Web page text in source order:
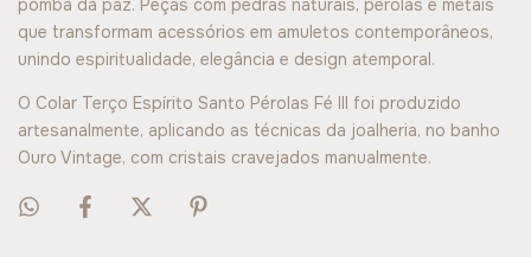
pomba da paz. Peças com pedras naturais, pérolas e metais
que transformam acessórios em amuletos contemporâneos,
unindo espiritualidade, elegância e design atemporal.
O Colar Terço Espírito Santo Pérolas Fé III foi produzido
artesanalmente, aplicando as técnicas da joalheria, no banho
Ouro Vintage, com cristais cravejados manualmente.